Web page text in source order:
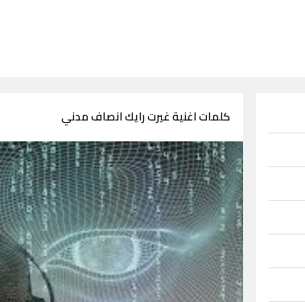
كلمات اغنية غيرت رايك انصاف مدني